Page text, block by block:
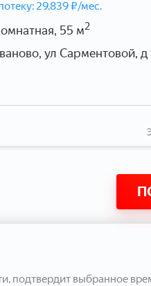
29,839₽/мес.
55 м2
ул Сарментовой, д
подтвердит выбранное